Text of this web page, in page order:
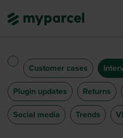
Customer cases
Plugin updates Returns
Social media Trends